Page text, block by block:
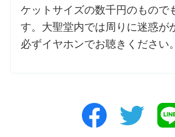
ケットサイズの数千円のもので
す。大聖堂内では周りに迷惑が
必ずイヤホンでお聴きください。